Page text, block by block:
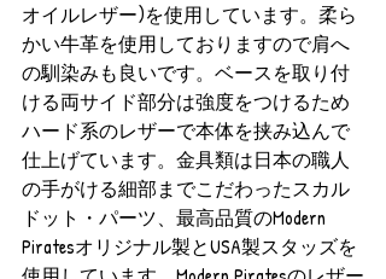
オイルレザー)を使用しています。柔ら
かい牛革を使用しておりますので肩へ
の馴染みも良いです。ベースを取り付
ける両サイド部分は強度をつけるため
ハード系のレザーで本体を挟み込んで
仕上げています。金具類は日本の職人
の手がける細部までこだわったスカル
ドット・パーツ、最高品質のModern
Piratesオリジナル製とUSA製スタッズを